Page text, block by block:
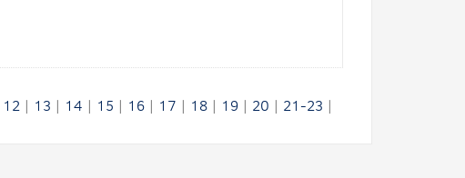
12| 13 | 14 | 15 | 16| 17 | 18| 19| 20 | 21-23 |